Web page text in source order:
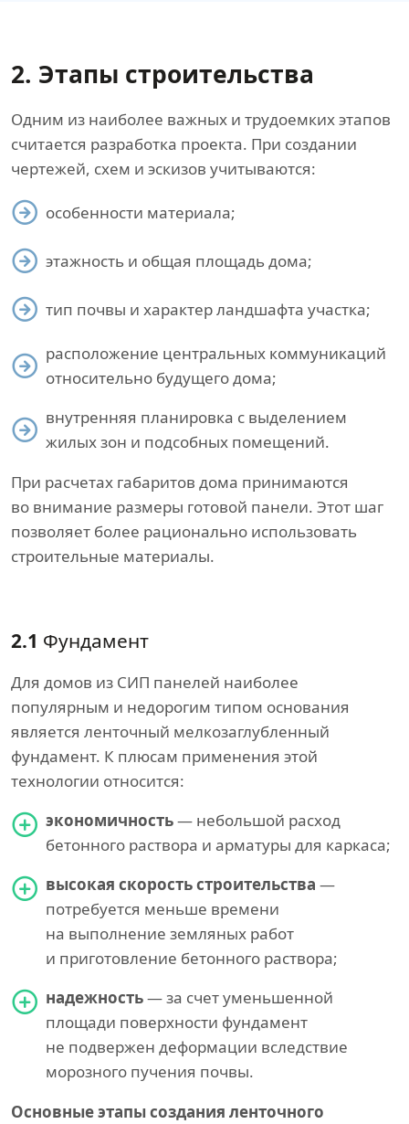
2. Этапы строительства
Одним из наиболее важных и трудоемких этапов
считается разработка проекта. При создании
чертежей, схем и эскизов учитываются:
особенности материала;
этажность и общая площадь дома;
тип почвы и характер ландшафта участка;
расположение центральных коммуникаций
относительно будущего дома;
внутренняя планировка с выделением
жилых зон и подсобных помещений.
При расчетах габаритов дома принимаются
во внимание размеры готовой панели. Этот шаг
позволяет более рационально использовать
строительные материалы.
2.1 Фундамент
Для домов из СИП панелей наиболее
популярным и недорогим типом основания
является ленточный мелкозаглубленный
фундамент. К плюсам применения этой
технологии относится:
экономичность— небольшой расход
бетонного раствора и арматуры для каркаса;
высокая скорость строительства —
потребуется меньше времени
на выполнение земляных работ
и приготовление бетонного раствора;
надежность— за счет уменьшенной
площади поверхности фундамент
не подвержен деформации вследствие
морозного пучения почвы.
Основные этапы создания ленточного